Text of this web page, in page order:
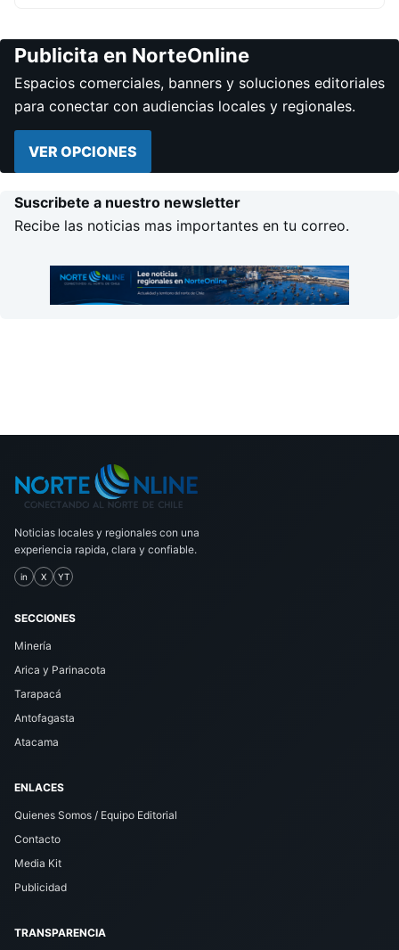
Publicita en NorteOnline
Espacios comerciales, banners y soluciones editoriales
para conectar con audiencias locales y regionales.
VER OPCIONES
Suscribete a nuestro newsletter
Recibe las noticias mas importantes en tu correo.
Noticias locales y regionales con una
experiencia rapida, clara y confiable.
in X YT
SECCIONES
Minería
Arica y Parinacota
Tarapacá
Antofagasta
Atacama
ENLACES
Quienes Somos / Equipo Editorial
Contacto
Media Kit
Publicidad
TRANSPARENCIA